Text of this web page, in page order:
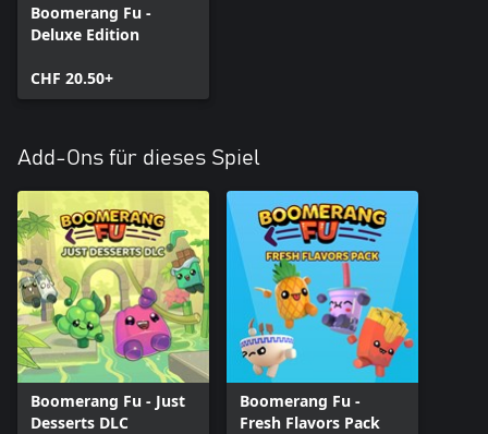
Boomerang Fu -
Deluxe Edition
CHF 20.50+
Add-Ons für dieses Spiel
Boomerang Fu - Just
Desserts DLC
Boomerang Fu -
Fresh Flavors Pack